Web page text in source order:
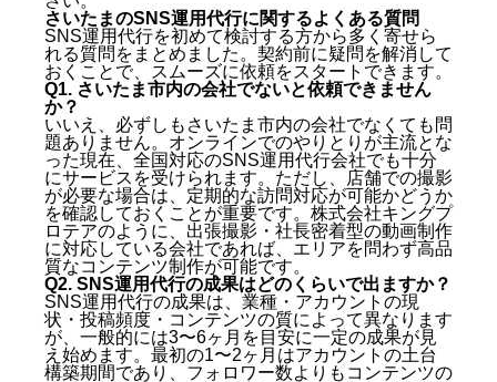
さいたまのSNS運用代行に関するよくある質問
SNS運用代行を初めて検討する方から多く寄せら
れる質問をまとめました。契約前に疑問を解消して
おくことで、スムーズに依頼をスタートできます。
Q1. さいたま市内の会社でないと依頼できません
か？
いいえ、必ずしもさいたま市内の会社でなくても問
題ありません。オンラインでのやりとりが主流とな
った現在、全国対応のSNS運用代行会社でも十分
にサービスを受けられます。ただし、店舗での撮影
が必要な場合は、定期的な訪問対応が可能かどうか
を確認しておくことが重要です。株式会社キングプ
ロテアのように、出張撮影・社長密着型の動画制作
に対応している会社であれば、エリアを問わず高品
質なコンテンツ制作が可能です。
Q2. SNS運用代行の成果はどのくらいで出ますか？
SNS運用代行の成果は、業種・アカウントの現
状・投稿頻度・コンテンツの質によって異なります
が、一般的には3〜6ヶ月を目安に一定の成果が見
え始めます。最初の1〜2ヶ月はアカウントの土台
構築期間であり、フォロワー数よりもコンテンツの